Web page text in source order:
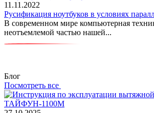
11.11.2022
Русификация ноутбуков в условиях
В современном мире компьютерная
неотъемлемой частью нашей...
Блог
Посмотреть все